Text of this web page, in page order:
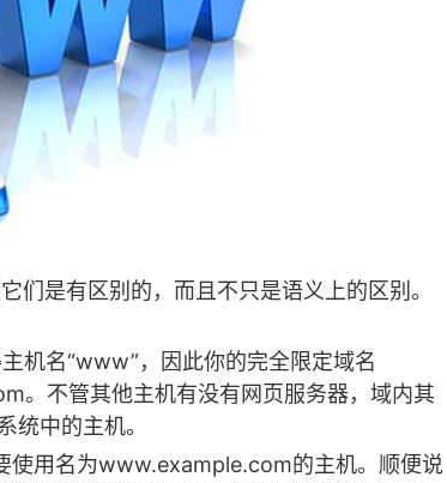
们是有区别的，而且不只是语义上的区别。
机名“www”，因此你的完全限定域名
。不管其他主机有没有网页服务器，域内其
统中的主机。
使用名为www.example.com的主机。顺便说